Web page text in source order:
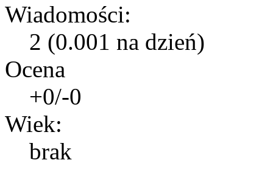
Wiadomości:
2 (0.001 na dzień)
Ocena
+0/-0
Wiek:
brak